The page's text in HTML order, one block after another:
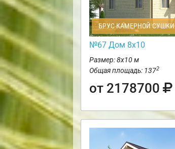
БРУС КАМЕРНОЙ СУШКИ
№67 Дом 8х10
Размер: 8х10 м
Общая площадь: 1372
от 2178700